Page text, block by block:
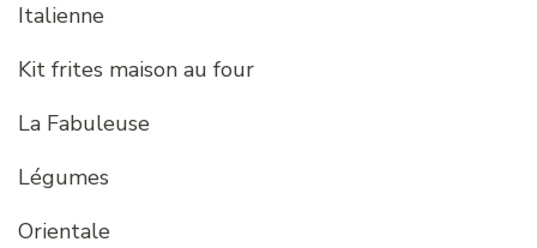
Italienne
Kit frites maison au four
La Fabuleuse
Légumes
Orientale